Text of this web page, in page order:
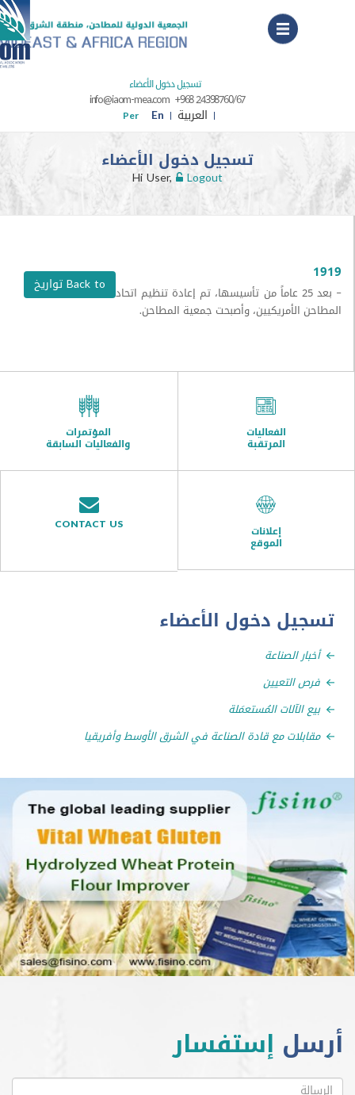
تسجيل دخول الأعضاء
info@iaom-mea.com +968 24398760/67
En
Per
تسجيل دخول الأعضاء
Hi User,
Back to تواريخ – بعد 25 عاماً من تأسيسها، تم إعادة تنظيم اتحاد
وأصبحت جمعية المطاحن.
والفعاليات السابقة
CONTACT US
دخول الأعضاء
الصناعة
المُستعمَلة
مع قادة الصناعة في الشرق الأوسط وأفريقيا
إستفسار
Menu